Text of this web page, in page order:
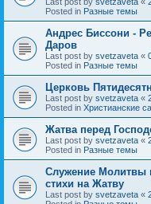
Posted in Разные темы
Андрес Биссони -
Даров
Last post by svetzaveta «
Posted in Разные темы
Церковь
Last post by svetzaveta «
Posted in Христианские
Жатва перед
Last post by svetzaveta «
Posted in Разные темы
Служение Молитвы
стихи на Жатву
Last post by svetzaveta «